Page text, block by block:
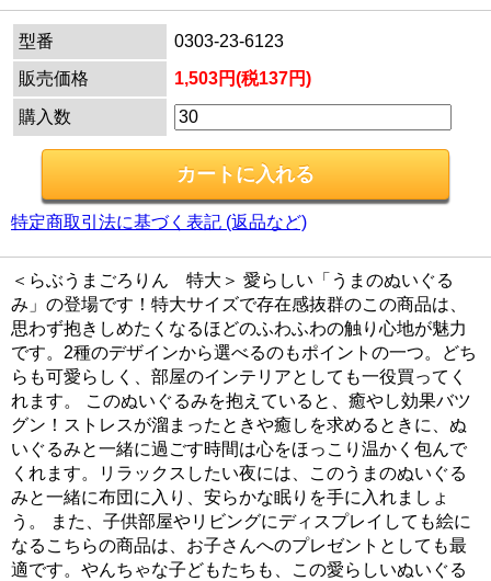
型番
0303-23-6123
販売価格
1,503円(税137円)
購入数
特定商取引法に基づく表記 (返品など)
＜らぶうまごろりん 特大＞ 愛らしい「うまのぬいぐる
み」の登場です！特大サイズで存在感抜群のこの商品は、
思わず抱きしめたくなるほどのふわふわの触り心地が魅力
です。2種のデザインから選べるのもポイントの一つ。どち
らも可愛らしく、部屋のインテリアとしても一役買ってく
れます。 このぬいぐるみを抱えていると、癒やし効果バツ
グン！ストレスが溜まったときや癒しを求めるときに、ぬ
いぐるみと一緒に過ごす時間は心をほっこり温かく包んで
くれます。リラックスしたい夜には、このうまのぬいぐる
みと一緒に布団に入り、安らかな眠りを手に入れましょ
う。 また、子供部屋やリビングにディスプレイしても絵に
なるこちらの商品は、お子さんへのプレゼントとしても最
適です。やんちゃな子どもたちも、この愛らしいぬいぐる